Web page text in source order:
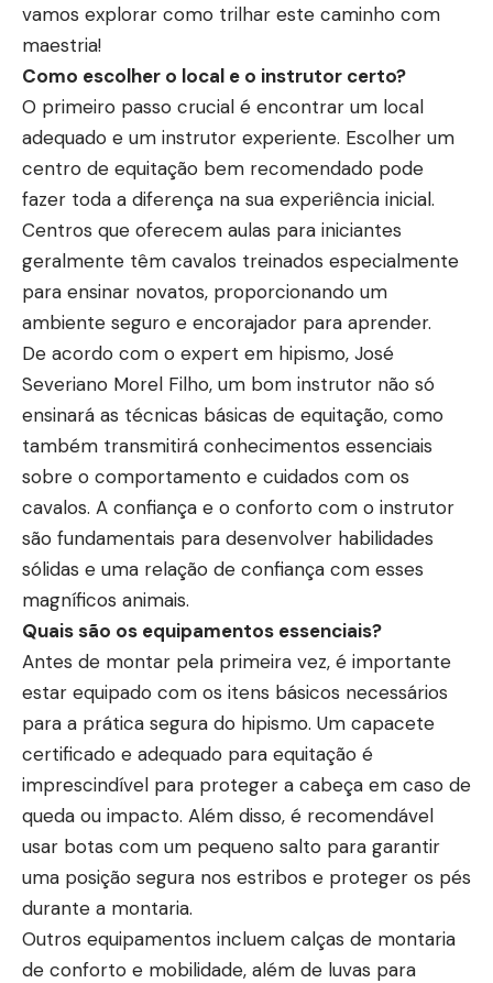
vamos explorar como trilhar este caminho com
maestria!
Como escolher o local e o instrutor certo?
O primeiro passo crucial é encontrar um local
adequado e um instrutor experiente. Escolher um
centro de equitação bem recomendado pode
fazer toda a diferença na sua experiência inicial.
Centros que oferecem aulas para iniciantes
geralmente têm cavalos treinados especialmente
para ensinar novatos, proporcionando um
ambiente seguro e encorajador para aprender.
De acordo com o expert em hipismo, José
Severiano Morel Filho, um bom instrutor não só
ensinará as técnicas básicas de equitação, como
também transmitirá conhecimentos essenciais
sobre o comportamento e cuidados com os
cavalos. A confiança e o conforto com o instrutor
são fundamentais para desenvolver habilidades
sólidas e uma relação de confiança com esses
magníficos animais.
Quais são os equipamentos essenciais?
Antes de montar pela primeira vez, é importante
estar equipado com os itens básicos necessários
para a prática segura do hipismo. Um capacete
certificado e adequado para equitação é
imprescindível para proteger a cabeça em caso de
queda ou impacto. Além disso, é recomendável
usar botas com um pequeno salto para garantir
uma posição segura nos estribos e proteger os pés
durante a montaria.
Outros equipamentos incluem calças de montaria
de conforto e mobilidade, além de luvas para